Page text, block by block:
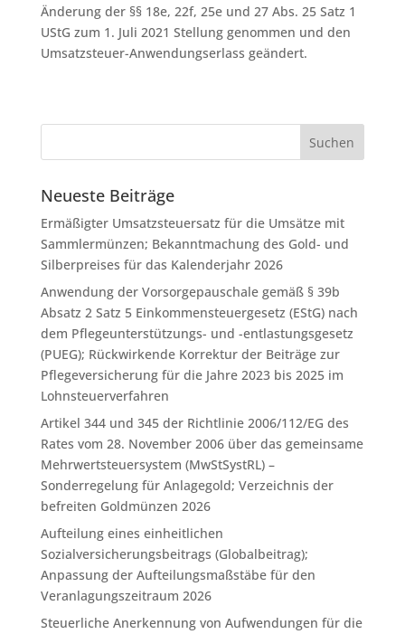
Änderung der §§ 18e, 22f, 25e und 27 Abs. 25 Satz 1
UStG zum 1. Juli 2021 Stellung genommen und den
Umsatzsteuer-Anwendungserlass geändert.
Neueste Beiträge
Ermäßigter Umsatzsteuersatz für die Umsätze mit
Sammlermünzen; Bekanntmachung des Gold- und
Silberpreises für das Kalenderjahr 2026
Anwendung der Vorsorgepauschale gemäß § 39b
Absatz 2 Satz 5 Einkommensteuergesetz (EStG) nach
dem Pflegeunterstützungs- und -entlastungsgesetz
(PUEG); Rückwirkende Korrektur der Beiträge zur
Pflegeversicherung für die Jahre 2023 bis 2025 im
Lohnsteuerverfahren
Artikel 344 und 345 der Richtlinie 2006/112/EG des
Rates vom 28. November 2006 über das gemeinsame
Mehrwertsteuersystem (MwStSystRL) –
Sonderregelung für Anlagegold; Verzeichnis der
befreiten Goldmünzen 2026
Aufteilung eines einheitlichen
Sozialversicherungsbeitrags (Globalbeitrag);
Anpassung der Aufteilungsmaßstäbe für den
Veranlagungszeitraum 2026
Steuerliche Anerkennung von Aufwendungen für die